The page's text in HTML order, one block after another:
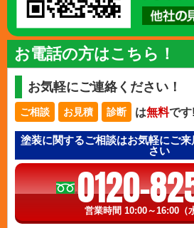
お電話の方はこちら！
お気軽にご連絡ください！
ご相談 お見積 診断 は無料です
塗装に関するご相談はお気軽にご
さい
0120-
営業時間 10:00～16:00（